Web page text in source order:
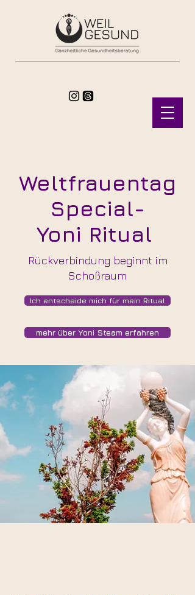
Weltfrauentag
Special-
Yoni Ritual
Rückverbindung beginnt im
Schoßraum
Ich entscheide mich für mein Ritual
mehr über Yoni Steam erfahren